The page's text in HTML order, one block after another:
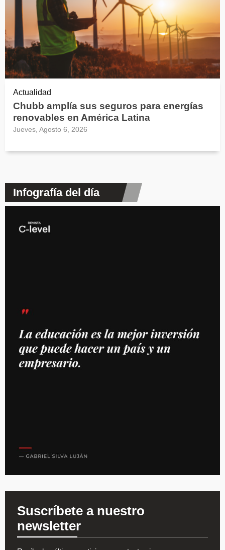
Actualidad
Chubb amplía sus seguros para energías
renovables en América Latina
Jueves, Agosto 6, 2026
Infografía del día
Suscríbete a nuestro
newsletter